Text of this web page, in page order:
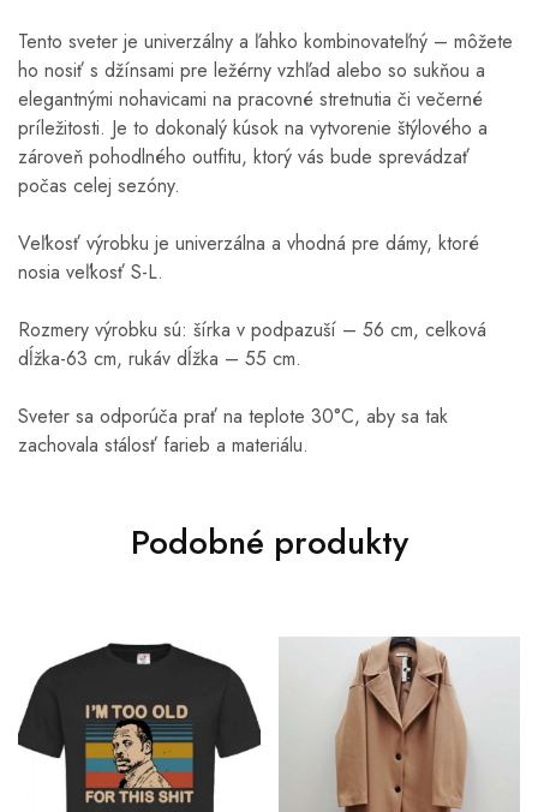
Tento sveter je univerzálny a ľahko kombinovateľný – môžete
ho nosiť s džínsami pre ležérny vzhľad alebo so sukňou a
elegantnými nohavicami na pracovné stretnutia či večerné
príležitosti. Je to dokonalý kúsok na vytvorenie štýlového a
zároveň pohodlného outfitu, ktorý vás bude sprevádzať
počas celej sezóny.
Veľkosť výrobku je univerzálna a vhodná pre dámy, ktoré
nosia veľkosť S-L.
Rozmery výrobku sú: šírka v podpazuší – 56 cm, celková
dĺžka-63 cm, rukáv dĺžka – 55 cm.
Sveter sa odporúča prať na teplote 30°C, aby sa tak
zachovala stálosť farieb a materiálu.
Podobné produkty